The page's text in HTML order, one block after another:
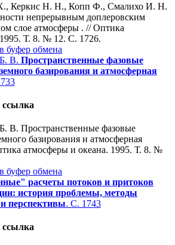
Керкис Н. Н., Копп Ф., Смалихо И. Н.
непрерывным доплеровским
слое атмосферы . // Оптика
Т. 8. № 12. С. 1726.
буфер обмена
В. Пространственные фазовые
базирования и атмосферная
ссылка
В. Пространственные фазовые
базирования и атмосферная
атмосферы и океана. 1995. Т. 8. №
буфер обмена
расчеты потоков и притоков
история проблемы, методы
перспективы. С. 1743
ссылка